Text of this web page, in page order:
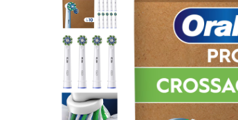
Tefal Rowenta X-Force Flex
Xiaomi Roborock
Accesorii auto interioare